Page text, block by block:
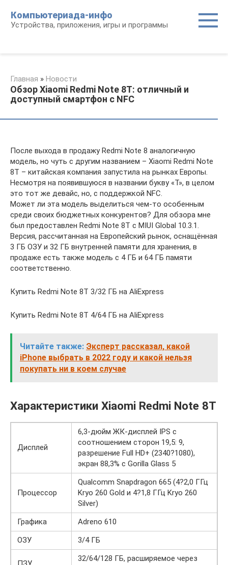
контенту
Компьютериада-инфо
Устройства, приложения, игры и программы
Главная » Новости
Обзор Xiaomi Redmi Note 8T: отличный и
доступный смартфон с NFC
После выхода в продажу Redmi Note 8 аналогичную
модель, но чуть с другим названием – Xiaomi Redmi Note
8T – китайская компания запустила на рынках Европы.
Несмотря на появившуюся в названии букву «Т», в целом
это тот же девайс, но, с поддержкой NFC.
Может ли эта модель выделиться чем-то особенным
среди своих бюджетных конкурентов? Для обзора мне
был предоставлен Redmi Note 8T с MIUI Global 10.3.1.
Версия, рассчитанная на Европейский рынок, оснащённая
3 ГБ ОЗУ и 32 ГБ внутренней памяти для хранения, в
продаже есть также модель с 4 ГБ и 64 ГБ памяти
соответственно.
Купить Redmi Note 8T 3/32 ГБ на AliExpress
Купить Redmi Note 8T 4/64 ГБ на AliExpress
Читайте также: Эксперт рассказал, какой
iPhone выбрать в 2022 году и какой нельзя
покупать ни в коем случае
Характеристики Xiaomi Redmi Note 8T
Дисплей
6,3-дюйм ЖК-дисплей IPS с
соотношением сторон 19,5: 9,
разрешение Full HD+ (2340?1080),
экран 88,3% с Gorilla Glass 5
Процессор
Qualcomm Snapdragon 665 (4?2,0 ГГц
Kryo 260 Gold и 4?1,8 ГГц Kryo 260
Silver)
Графика
Adreno 610
ОЗУ
3/4 ГБ
32/64/128 ГБ, расширяемое через